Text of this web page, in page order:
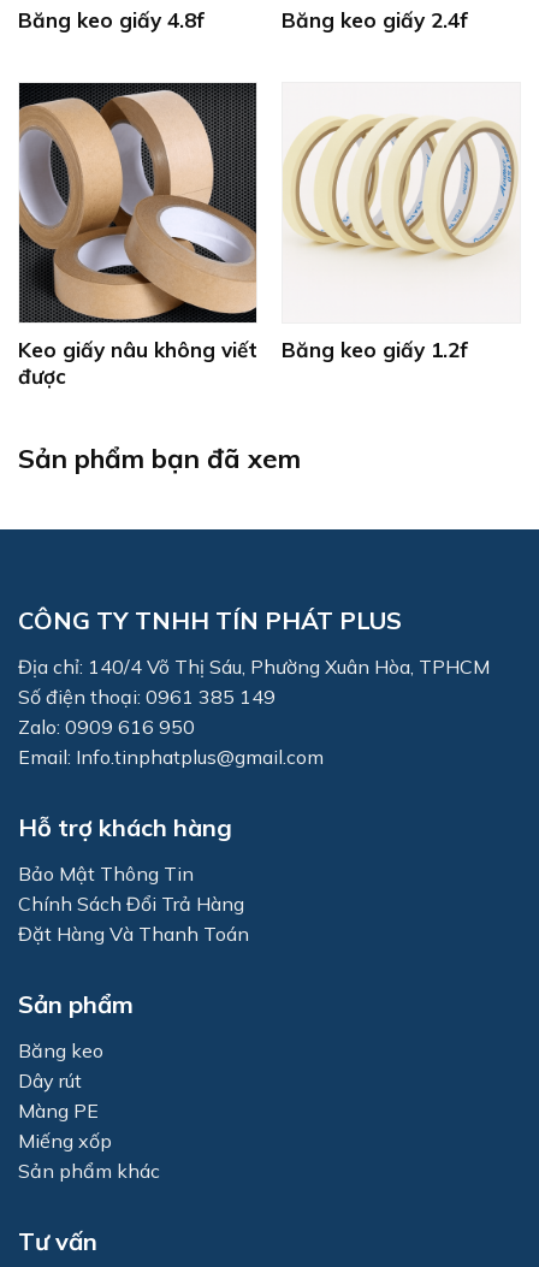
Băng keo giấy 4.8f Băng keo giấy 2.4f
Keo giấy nâu không viết
được
Băng keo giấy 1.2f
Sản phẩm bạn đã xem
CÔNG TY TNHH TÍN PHÁT PLUS
Địa chỉ: 140/4 Võ Thị Sáu, Phường Xuân Hòa, TPHCM
Số điện thoại: 0961 385 149
Zalo: 0909 616 950
Email: Info.tinphatplus@gmail.com
Hỗ trợ khách hàng
Bảo Mật Thông Tin
Chính Sách Đổi Trả Hàng
Đặt Hàng Và Thanh Toán
Sản phẩm
Băng keo
Dây rút
Màng PE
Miếng xốp
Sản phẩm khác
Tư vấn